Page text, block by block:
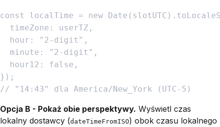
const localTime = new Date ( slotUTC ) .
timeZone : userTZ ,
hour : " 2-digit " ,
minute : " 2-digit " ,
hour12 : false ,
} ) ;
// "14:43" dla America/New_York (UTC-5)
Opcja B - Pokaż obie perspektywy. Wyświetl czas
lokalny dostawcy (dateTimeFromISO) obok czasu lokalnego